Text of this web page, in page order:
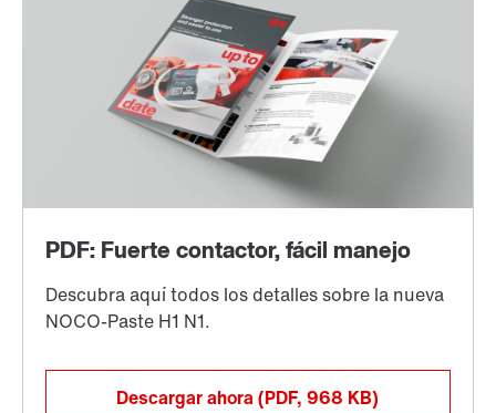
Descargar ahora(PDF, 968 KB)